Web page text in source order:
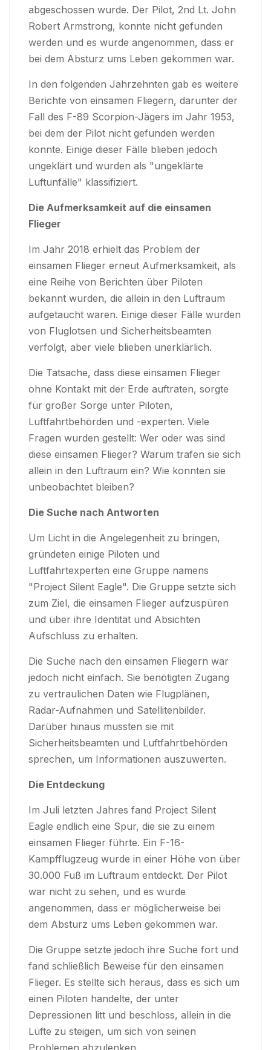
abgeschossen wurde. Der Pilot, 2nd Lt. John
Robert Armstrong, konnte nicht gefunden
werden und es wurde angenommen, dass er
bei dem Absturz ums Leben gekommen war.
In den folgenden Jahrzehnten gab es weitere
Berichte von einsamen Fliegern, darunter der
Fall des F-89 Scorpion-Jägers im Jahr 1953,
bei dem der Pilot nicht gefunden werden
konnte. Einige dieser Fälle blieben jedoch
ungeklärt und wurden als "ungeklärte
Luftunfälle" klassifiziert.
Die Aufmerksamkeit auf die einsamen
Flieger
Im Jahr 2018 erhielt das Problem der
einsamen Flieger erneut Aufmerksamkeit, als
eine Reihe von Berichten über Piloten
bekannt wurden, die allein in den Luftraum
aufgetaucht waren. Einige dieser Fälle wurden
von Fluglotsen und Sicherheitsbeamten
verfolgt, aber viele blieben unerklärlich.
Die Tatsache, dass diese einsamen Flieger
ohne Kontakt mit der Erde auftraten, sorgte
für großer Sorge unter Piloten,
Luftfahrtbehörden und -experten. Viele
Fragen wurden gestellt: Wer oder was sind
diese einsamen Flieger? Warum trafen sie sich
allein in den Luftraum ein? Wie konnten sie
unbeobachtet bleiben?
Die Suche nach Antworten
Um Licht in die Angelegenheit zu bringen,
gründeten einige Piloten und
Luftfahrtexperten eine Gruppe namens
"Project Silent Eagle". Die Gruppe setzte sich
zum Ziel, die einsamen Flieger aufzuspüren
und über ihre Identität und Absichten
Aufschluss zu erhalten.
Die Suche nach den einsamen Fliegern war
jedoch nicht einfach. Sie benötigten Zugang
zu vertraulichen Daten wie Flugplänen,
Radar-Aufnahmen und Satellitenbilder.
Darüber hinaus mussten sie mit
Sicherheitsbeamten und Luftfahrtbehörden
sprechen, um Informationen auszuwerten.
Die Entdeckung
Im Juli letzten Jahres fand Project Silent
Eagle endlich eine Spur, die sie zu einem
einsamen Flieger führte. Ein F-16-
Kampfflugzeug wurde in einer Höhe von über
30.000 Fuß im Luftraum entdeckt. Der Pilot
war nicht zu sehen, und es wurde
angenommen, dass er möglicherweise bei
dem Absturz ums Leben gekommen war.
Die Gruppe setzte jedoch ihre Suche fort und
fand schließlich Beweise für den einsamen
Flieger. Es stellte sich heraus, dass es sich um
einen Piloten handelte, der unter
Depressionen litt und beschloss, allein in die
Lüfte zu steigen, um sich von seinen
Problemen abzulenken.